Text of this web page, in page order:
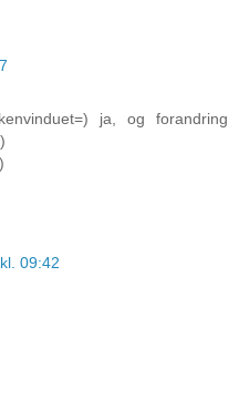
ja, og forandring
09:42